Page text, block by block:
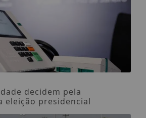
decidem pela
eleição presidencial